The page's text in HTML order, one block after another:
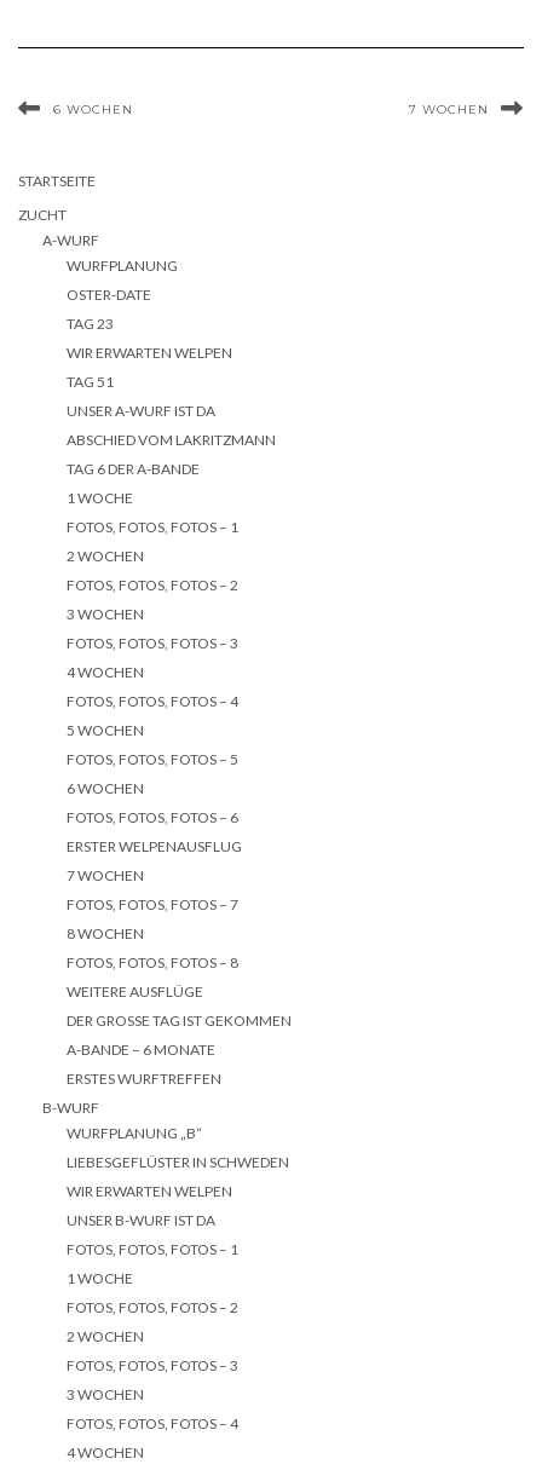
6 WOCHEN 7 WOCHEN
STARTSEITE
ZUCHT
A-WURF
WURFPLANUNG
OSTER-DATE
TAG 23
WIR ERWARTEN WELPEN
TAG 51
UNSER A-WURF IST DA
ABSCHIED VOM LAKRITZMANN
TAG 6 DER A-BANDE
1 WOCHE
FOTOS, FOTOS, FOTOS – 1
2 WOCHEN
FOTOS, FOTOS, FOTOS – 2
3 WOCHEN
FOTOS, FOTOS, FOTOS – 3
4 WOCHEN
FOTOS, FOTOS, FOTOS – 4
5 WOCHEN
FOTOS, FOTOS, FOTOS – 5
6 WOCHEN
FOTOS, FOTOS, FOTOS – 6
ERSTER WELPENAUSFLUG
7 WOCHEN
FOTOS, FOTOS, FOTOS – 7
8 WOCHEN
FOTOS, FOTOS, FOTOS – 8
WEITERE AUSFLÜGE
DER GROSSE TAG IST GEKOMMEN
A-BANDE – 6 MONATE
ERSTES WURFTREFFEN
B-WURF
WURFPLANUNG „B“
LIEBESGEFLÜSTER IN SCHWEDEN
WIR ERWARTEN WELPEN
UNSER B-WURF IST DA
FOTOS, FOTOS, FOTOS – 1
1 WOCHE
FOTOS, FOTOS, FOTOS – 2
2 WOCHEN
FOTOS, FOTOS, FOTOS – 3
3 WOCHEN
FOTOS, FOTOS, FOTOS – 4
4 WOCHEN